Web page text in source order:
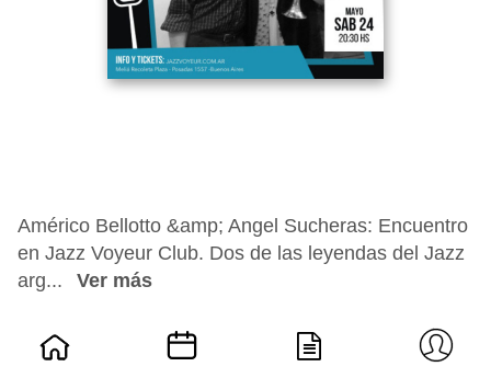
Américo Bellotto &amp; Angel Sucheras: Encuentro
en Jazz Voyeur Club. Dos de las leyendas del Jazz
arg...
Ver más